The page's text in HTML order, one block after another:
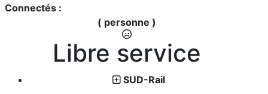
Connectés :
( personne )
Libre service
SUD-Rail